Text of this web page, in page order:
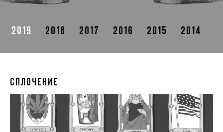
2019 2018 2017 2016 2015 2014
СПЛОЧЕНИЕ